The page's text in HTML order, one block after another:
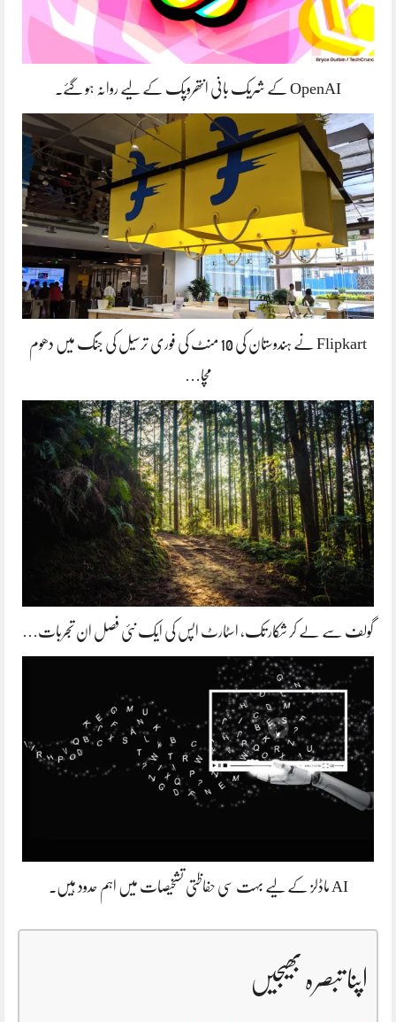
OpenAI کے شریک بانی انتھروپک کے لیے روانہ ہو گئے۔
Flipkart نے ہندوستان کی 10 منٹ کی فوری ترسیل کی جنگ میں دھوم
مچا…
گولف سے لے کر شکار تک، اسٹارٹ اپس کی ایک نئی فصل ان تجربات…
AI ماڈلز کے لیے بہت سی حفاظتی تشخیصات میں اہم حدود ہیں۔
اپنا تبصرہ بھیجیں